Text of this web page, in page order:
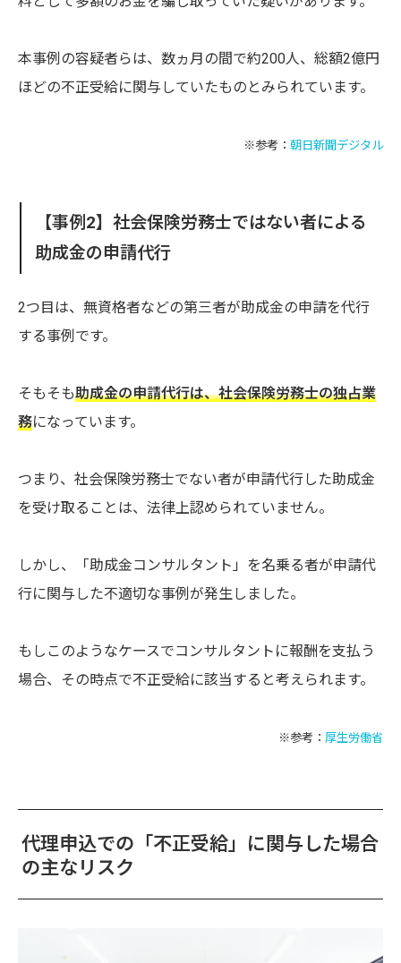
本事例の容疑者らは、数ヵ月の間で約200人、総額2億円
ほどの不正受給に関与していたものとみられています。
※参考： 朝日新聞デジタル
【事例2】社会保険労務士ではない者による
助成金の申請代行
2つ目は、無資格者などの第三者が助成金の申請を代行
する事例です。
そもそも助成金の申請代行は、社会保険労務士の独占業
務になっています。
つまり、社会保険労務士でない者が申請代行した助成金
を受け取ることは、法律上認められていません。
しかし、「助成金コンサルタント」を名乗る者が申請代
行に関与した不適切な事例が発生しました。
もしこのようなケースでコンサルタントに報酬を支払う
場合、その時点で不正受給に該当すると考えられます。
※参考： 厚生労働省
代理申込での「不正受給」に関与した場合
の主なリスク